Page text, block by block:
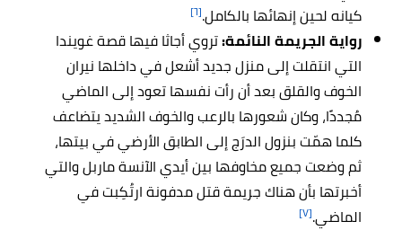
كيانه لحين إنهائها بالكامل.[٦]
رواية الجريمة النائمة:تروي أجاثا فيها قصة غويندا
التي انتقلت إلى منزل جديد أشعل في داخلها نيران
الخوف والقلق بعد أن رأت نفسها تعود إلى الماضي
مُجددًا، وكان شعورها بالرعب والخوف الشديد يتضاعف
كلما همّت بنزول الدرَج إلى الطابق الأرضي في بيتها،
ثم وضعت جميع مخاوفها بين أيدي الآنسة ماربل والتي
أخبرتها بأن هناك جريمة قتل مدفونة ارتُكِبت في
الماضي.[٧]